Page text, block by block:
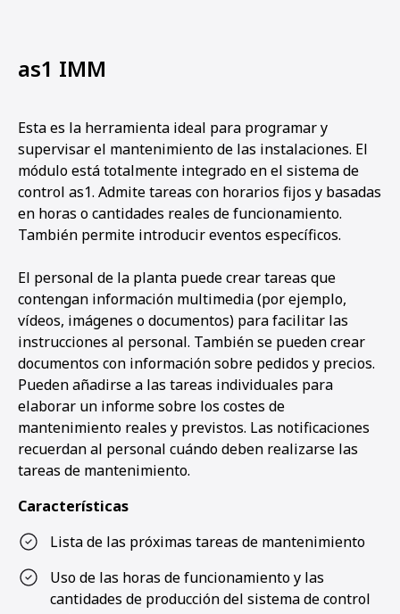
as1 IMM
Esta es la herramienta ideal para programar y
supervisar el mantenimiento de las instalaciones. El
módulo está totalmente integrado en el sistema de
control as1. Admite tareas con horarios fijos y basadas
en horas o cantidades reales de funcionamiento.
También permite introducir eventos específicos.
El personal de la planta puede crear tareas que
contengan información multimedia (por ejemplo,
vídeos, imágenes o documentos) para facilitar las
instrucciones al personal. También se pueden crear
documentos con información sobre pedidos y precios.
Pueden añadirse a las tareas individuales para
elaborar un informe sobre los costes de
mantenimiento reales y previstos. Las notificaciones
recuerdan al personal cuándo deben realizarse las
tareas de mantenimiento.
Características
Lista de las próximas tareas de mantenimiento
Uso de las horas de funcionamiento y las
cantidades de producción del sistema de control